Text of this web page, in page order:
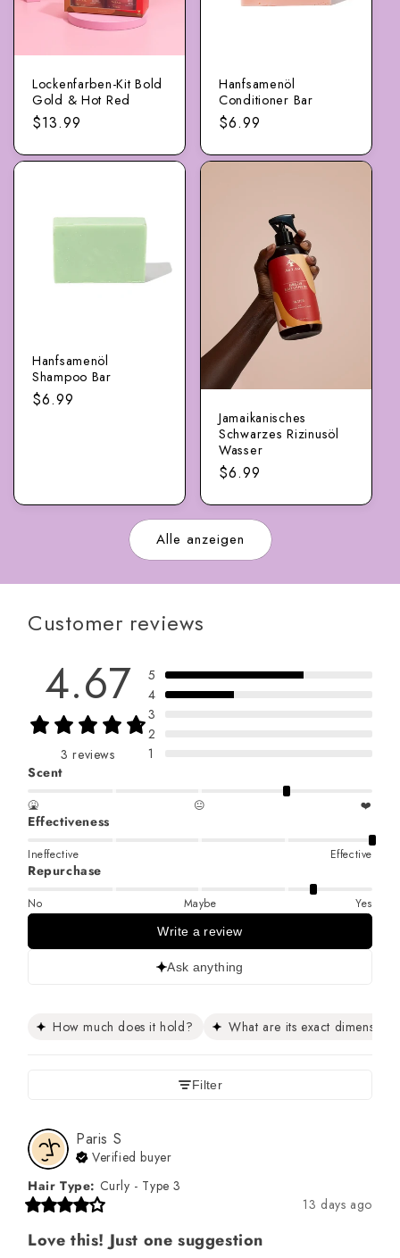
Lockenfarben-Kit Bold
Gold & Hot Red
Regulärer
$13.99
Hanfsamenöl
Conditioner Bar
Regulärer
$6.99
Hanfsamenöl
Shampoo Bar
Regulärer
$6.99
Jamaikanisches
Schwarzes Rizinusöl
Wasser
Regulärer
$6.99
Alle anzeigen
Customer reviews
4.67
3 reviews
5
4
3
2
1
Scent
🤮 😐 ❤️
Effectiveness
Ineffective Effective
Repurchase
No Maybe Yes
Ask anything
Write a review
How much does it hold? What are its exact
Filter
Paris S
Verified buyer
Hair Type: Curly - Type 3
13 days ago
Love this! Just one suggestion